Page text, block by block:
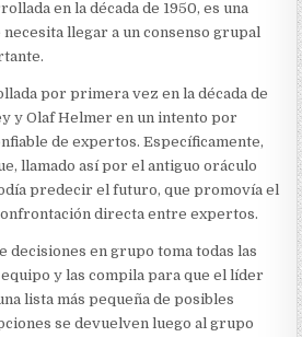
en la década de 1950, es una
necesita llegar a un consenso grupal
por primera vez en la década de
y Olaf Helmer en un intento por
de expertos. Específicamente,
llamado así por el antiguo oráculo
predecir el futuro, que promovía el
directa entre expertos.
decisiones en grupo toma todas las
y las compila para que el líder
lista más pequeña de posibles
se devuelven luego al grupo